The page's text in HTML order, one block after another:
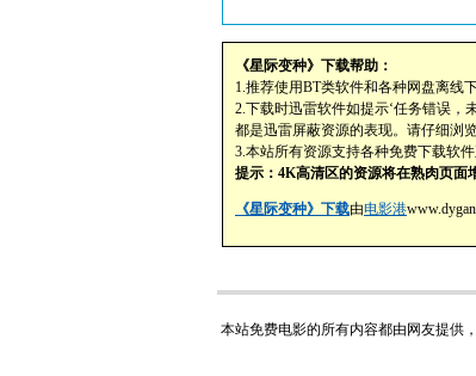
《星际变种》下载帮助：
1.推荐使用BT类软件和各种网盘离线
2.下载时迅雷软件如提示‘任务错误，
都是迅雷屏蔽资源的表现。请仔细浏
3.本站所有资源支持各种免费下载软
提示：4K高清区的资源将在熟肉页面
《星际变种》下载由电影港
本站免费电影的所有内容都由网友提供